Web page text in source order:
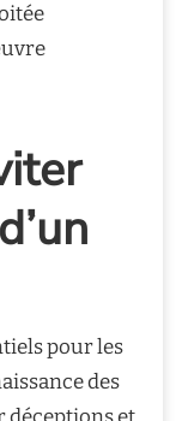
pour les
des